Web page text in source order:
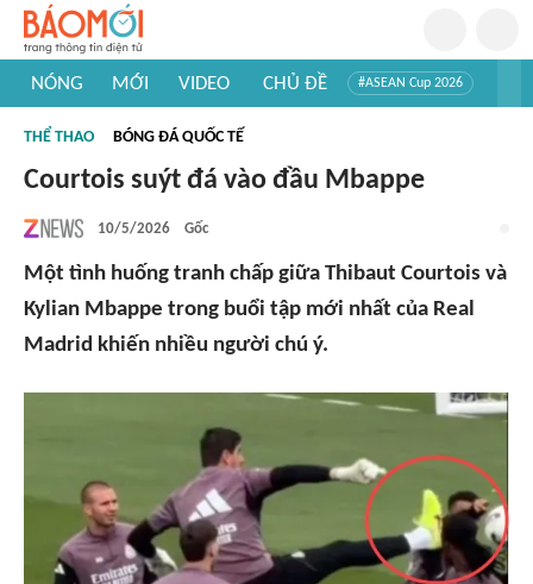
NÓNG MỚI VIDEO CHỦ ĐỀ #ASEAN Cup 2026
#Khám phá thế giới
THỂ THAO BÓNG ĐÁ QUỐC TẾ
Courtois suýt đá vào đầu Mbappe
10/5/2026 Gốc
Một tình huống tranh chấp giữa Thibaut Courtois và
Kylian Mbappe trong buổi tập mới nhất của Real
Madrid khiến nhiều người chú ý.